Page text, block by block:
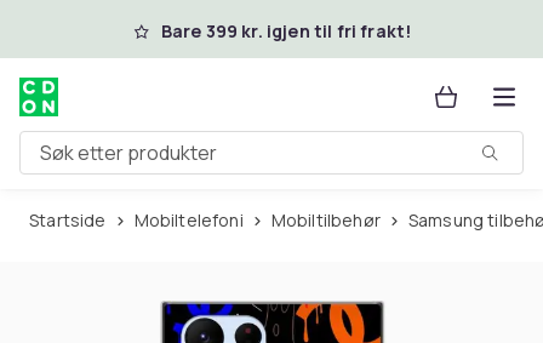
Hopp til hovedinnholdBare 399 kr. igjen til fri frakt!
Søk etter produkter
Startside Mobiltelefoni Mobiltilbehør Samsung